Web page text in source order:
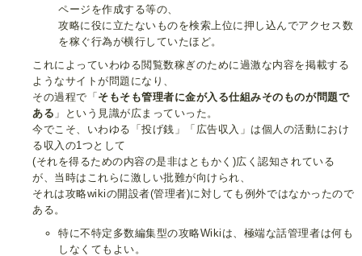
ページを作成する等の、
攻略に役に立たないものを検索上位に押し込んでアクセス数
を稼ぐ行為が横行していたほど。
これによっていわゆる閲覧数稼ぎのために過激な内容を掲載する
ようなサイトが問題になり、
その過程で「 そもそも管理者に金が入る仕組みそのものが問題で
ある 」という見識が広まっていった。
今でこそ、いわゆる「投げ銭」「広告収入」は個人の活動におけ
る収入の1つとして
(それを得るための内容の是非はともかく)広く認知されている
が、当時はこれらに激しい批難が向けられ、
それは攻略wikiの開設者(管理者)に対しても例外ではなかったので
ある。
特に不特定多数編集型の攻略Wikiは、極端な話管理者は何も
しなくてもよい。